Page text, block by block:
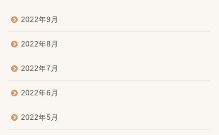
2022年9月
2022年8月
2022年7月
2022年6月
2022年5月